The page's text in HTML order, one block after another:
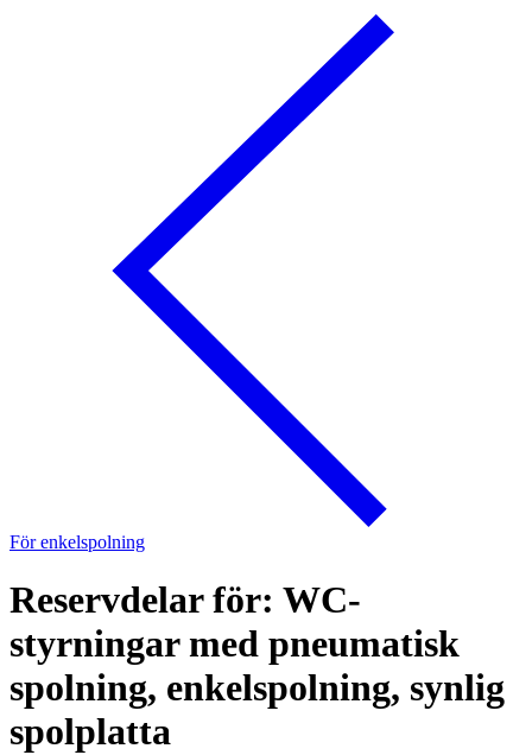
För enkelspolning
Reservdelar för: WC-
styrningar med pneumatisk
spolning, enkelspolning, synlig
spolplatta